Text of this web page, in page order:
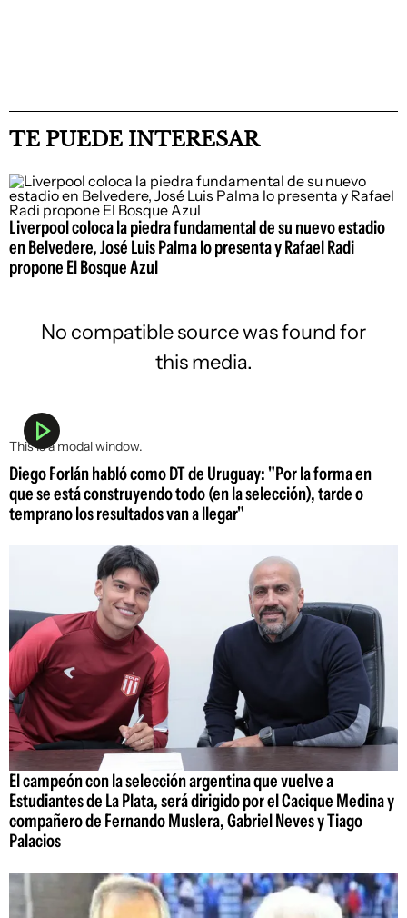
TE PUEDE INTERESAR
Liverpool coloca la piedra fundamental de su nuevo estadio
en Belvedere, José Luis Palma lo presenta y Rafael Radi
propone El Bosque Azul
This is a modal window.
No compatible source was found for
this media.
Diego Forlán habló como DT de Uruguay: "Por la forma en
que se está construyendo todo (en la selección), tarde o
temprano los resultados van a llegar"
El campeón con la selección argentina que vuelve a
Estudiantes de La Plata, será dirigido por el Cacique Medina y
compañero de Fernando Muslera, Gabriel Neves y Tiago
Palacios